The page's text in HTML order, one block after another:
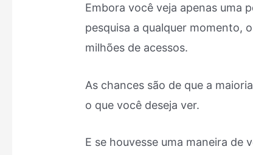
Embora você veja apenas uma
pesquisa a qualquer momento,
milhões de acessos.
As chances são de que a
o que você deseja ver.
E se houvesse uma maneira de